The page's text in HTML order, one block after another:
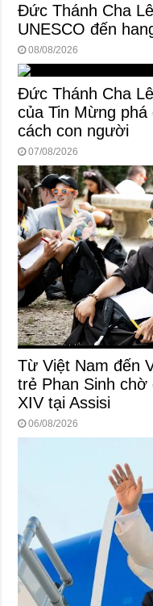
Đức Thánh Cha
UNESCO đến
08/08/2026
Đức Thánh Cha
của Tin Mừng
cách con người
07/08/2026
Từ Việt Nam đến
trẻ Phan Sinh
XIV tại Assisi
06/08/2026